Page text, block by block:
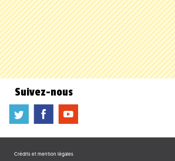
Suivez-nous
a b f
Crédits et mention légales